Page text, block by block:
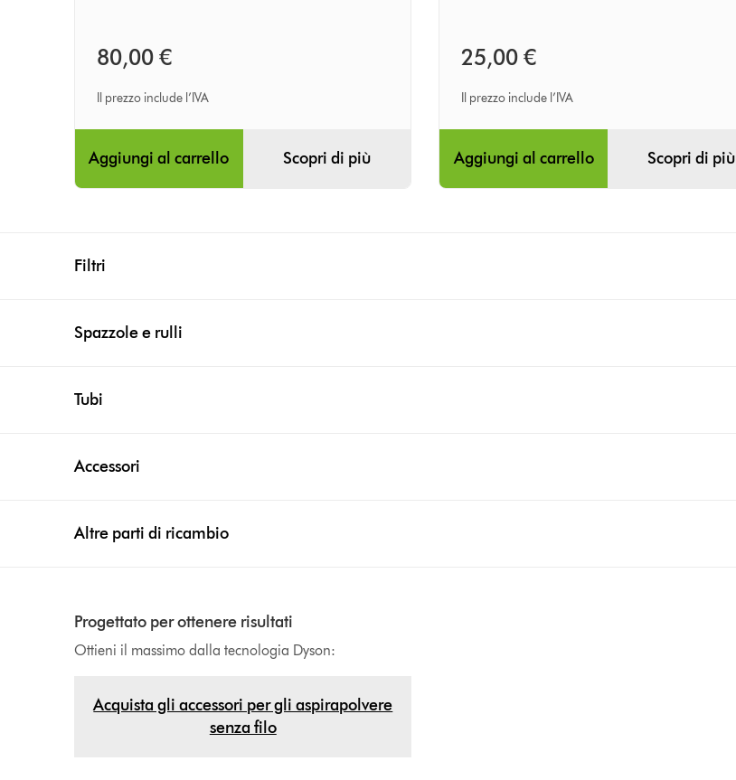
80,00 €
Il prezzo include l’IVA
Aggiungi al carrello Scopri di più
25,00 €
Il prezzo include l’IVA
Aggiungi al carrello Scopri di più
Filtri
Spazzole e rulli
Tubi
Accessori
Altre parti di ricambio
Progettato per ottenere risultati
Ottieni il massimo dalla tecnologia Dyson:
Acquista gli accessori per gli aspirapolvere
senza filo